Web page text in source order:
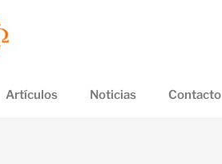
Artículos Noticias Contacto